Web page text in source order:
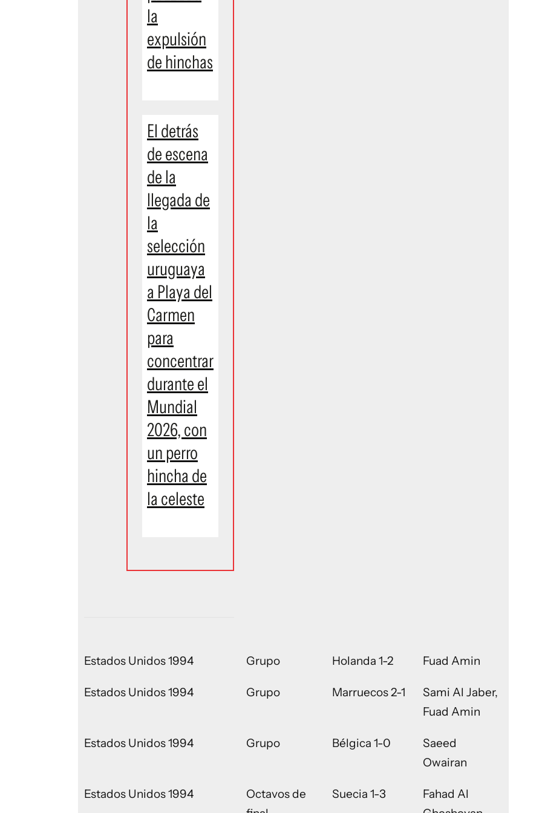
la
expulsión
de hinchas
El detrás
de escena
de la
llegada de
la
selección
uruguaya
a Playa del
Carmen
para
concentrar
durante el
Mundial
2026, con
un perro
hincha de
la celeste
Estados Unidos 1994 Grupo Holanda 1-2 Fuad Amin
Estados Unidos 1994 Grupo Marruecos 2-1
Sami Al Jaber,
Fuad Amin
Estados Unidos 1994 Grupo Bélgica 1-0
Saeed
Owairan
Estados Unidos 1994
Octavos de
Suecia 1-3
Fahad Al